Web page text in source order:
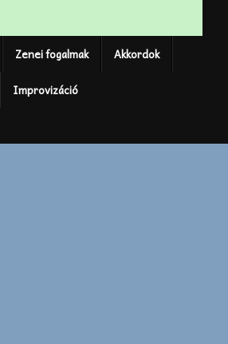
Zenei fogalmak Akkordok
Improvizáció